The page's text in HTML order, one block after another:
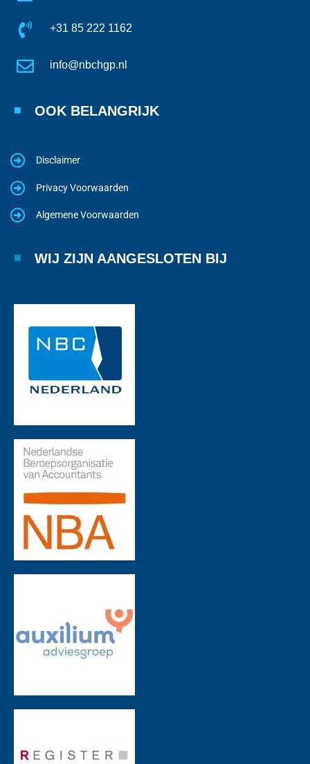
+31 85 222 1162
info@nbchgp.nl
OOK BELANGRIJK
Disclaimer
Privacy Voorwaarden
Algemene Voorwaarden
WIJ ZIJN AANGESLOTEN BIJ